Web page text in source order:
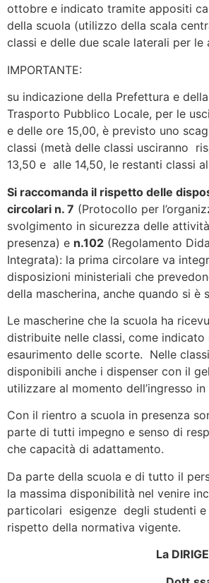
ottobre e indicato tramite appositi
della scuola (utilizzo della scala
classi e delle due scale laterali per le
IMPORTANTE:
su indicazione della Prefettura e
Trasporto Pubblico Locale, per le
e delle ore 15,00, è previsto uno
classi (metà delle classi usciranno
13,50 e alle 14,50, le restanti classi
Si raccomanda il rispetto delle
circolari n. 7 (Protocollo per
svolgimento in sicurezza delle
presenza) e n.102 (Regolamento
Integrata): la prima circolare va
disposizioni ministeriali che
della mascherina, anche quando si è
Le mascherine che la scuola ha
distribuite nelle classi, come indicato
esaurimento delle scorte. Nelle
disponibili anche i dispenser con il
utilizzare al momento dell’ingresso in
Con il rientro a scuola in presenza
parte di tutti impegno e senso di
che capacità di adattamento.
Da parte della scuola e di tutto il
la massima disponibilità nel venire
particolari esigenze degli studenti e
rispetto della normativa vigente.
La